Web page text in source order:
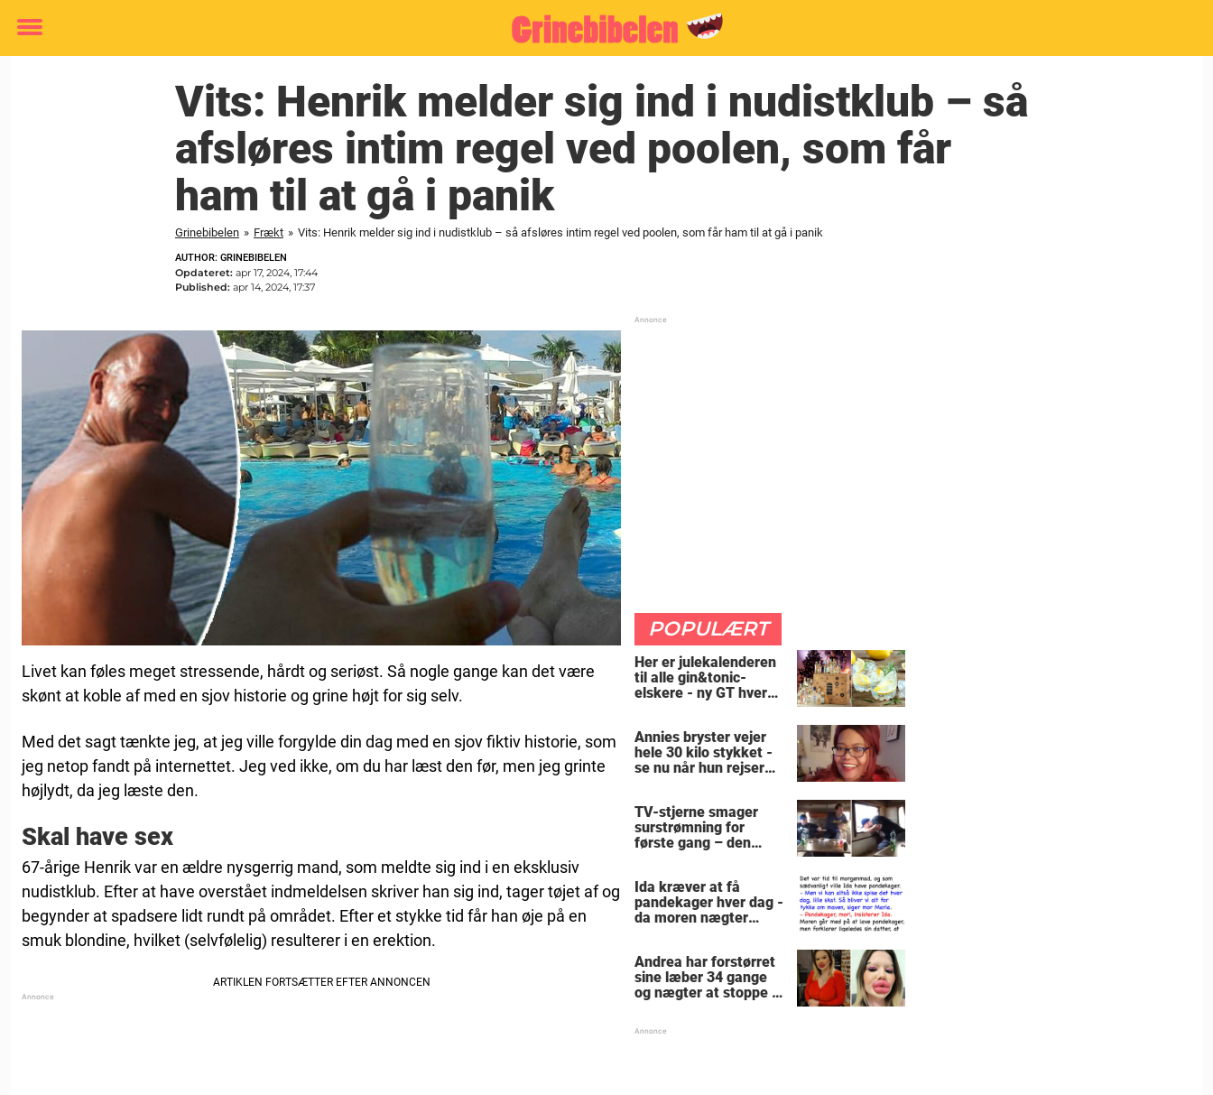
Toggle
Vits: Henrik melder sig ind i nudistklub – så
afsløres intim regel ved poolen, som får
ham til at gå i panik
Grinebibelen » Frækt » Vits: Henrik melder sig ind i nudistklub – så afsløres intim regel ved poolen, som får ham til at gå i panik
AUTHOR: GRINEBIBELEN
Opdateret: apr 17, 2024, 17:44
Published: apr 14, 2024, 17:37
Livet kan føles meget stressende, hårdt og seriøst. Så nogle gange kan det være
skønt at koble af med en sjov historie og grine højt for sig selv.
Med det sagt tænkte jeg, at jeg ville forgylde din dag med en sjov fiktiv historie, som
jeg netop fandt på internettet. Jeg ved ikke, om du har læst den før, men jeg grinte
højlydt, da jeg læste den.
Skal have sex
67-årige Henrik var en ældre nysgerrig mand, som meldte sig ind i en eksklusiv
nudistklub. Efter at have overstået indmeldelsen skriver han sig ind, tager tøjet af og
begynder at spadsere lidt rundt på området. Efter et stykke tid får han øje på en
smuk blondine, hvilket (selvfølelig) resulterer i en erektion.
POPULÆRT
Her er julekalenderen
til alle gin&tonic-
elskere - ny GT hver
Annies bryster vejer
hele 30 kilo stykket -
se nu når hun rejser
TV-stjerne smager
surstrømning for
første gang – den
skrige af grin
Ida kræver at få
pandekager hver dag -
da moren nægter
fremmed
Andrea har forstørret
sine læber 34 gange
og nægter at stoppe -
verden"